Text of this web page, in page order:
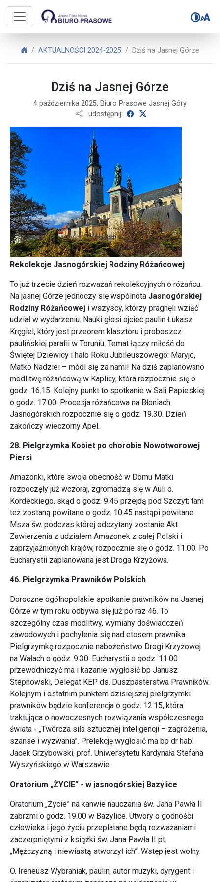
Biuro Prasowe Jasnej Góry – Dziś
Biuro Prasowe Jasnej Góry
AKTUALNOŚCI 2024-2025 Dziś na Jasnej Górze
Dziś na Jasnej Górze
4 października 2025, Biuro Prasowe Jasnej Góry
udostępnij:
udostępnij na Facebooku
Rekolekcje Jasnogórskiej Rodziny Różańcowej
To już trzecie dzień rozważań rekolekcyjnych o różańcu.
Na jasnej Górze jednoczy się wspólnota Jasnogórskiej
Rodziny Różańcowej i wszyscy, którzy pragnęli wziąć
udział w wydarzeniu. Nauki głosi ojciec paulin Łukasz
Kręgiel, który jest przeorem klasztoru i proboszcz
paulińskiej parafii w Toruniu. Temat łączy miłość do
Świętej Dziewicy i hało Roku Jubileuszowego: Maryjo,
Matko Nadziei – módl się za nami! Na dziś zaplanowano
modlitwę różańcową w Kaplicy, która rozpocznie się o
godz. 16.15. Kolejny punkt to spotkanie w Sali Papieskiej
o godz. 17.00. Procesja różańcowa na Błoniach
Jasnogórskich rozpocznie się o godz. 19.30. Dzień
zakończy wieczorny Apel.
28. Pielgrzymka Kobiet po chorobie Nowotworowej
Piersi
Amazonki, które swoja obecność w Domu Matki
rozpoczęły już wczoraj, zgromadzą się w Auli o.
Kordeckiego, skąd o godz. 9.45 przejdą pod Szczyt; tam
też zostaną powitane o godz. 10.45 nastąpi powitane.
Msza św. podczas której odczytany zostanie Akt
Zawierzenia z udziałem Amazonek z całej Polski i
zaprzyjaźnionych krajów, rozpocznie się o godz. 11.00. Po
Eucharystii zaplanowana jest Droga Krzyżowa.
46. Pielgrzymka Prawników Polskich
Doroczne ogólnopolskie spotkanie prawników na Jasnej
Górze w tym roku odbywa się już po raz 46. To
szczególny czas modlitwy, wymiany doświadczeń
zawodowych i pochylenia się nad etosem prawnika.
Pielgrzymkę rozpocznie nabożeństwo Drogi Krzyżowej
na Wałach o godz. 9.30. Eucharystii o godz. 11.00
przewodniczyć ma i kazanie wygłosić bp Janusz
Stepnowski, Delegat KEP ds. Duszpasterstwa Prawników.
Kolejnym i ostatnim punktem dzisiejszej pielgrzymki
prawników będzie konferencja o godz. 12.15, która
traktująca o nowoczesnych rozwiązania współczesnego
świata - „Twórcza siła sztucznej inteligencji – zagrożenia,
szanse i wyzwania”. Prelekcję wygłosić ma bp dr hab.
Jacek Grzybowski, prof. Uniwersytetu Kardynała Stefana
Wyszyńskiego w Warszawie.
Oratorium „ŻYCIE” - w jasnogórskiej Bazylice
Oratorium „Życie” na kanwie nauczania św. Jana Pawła II
zabrzmi o godz. 19.00 w Bazylice. Utwory o godności
człowieka i jego życiu przeplatane będą rozważaniami
zaczerpniętymi z książki św. Jana Pawła II pt.
„Mężczyzną i niewiastą stworzył ich”. Wstęp jest wolny.
O. Ireneusz Wybraniak, paulin, autor muzyki, dyrygent i